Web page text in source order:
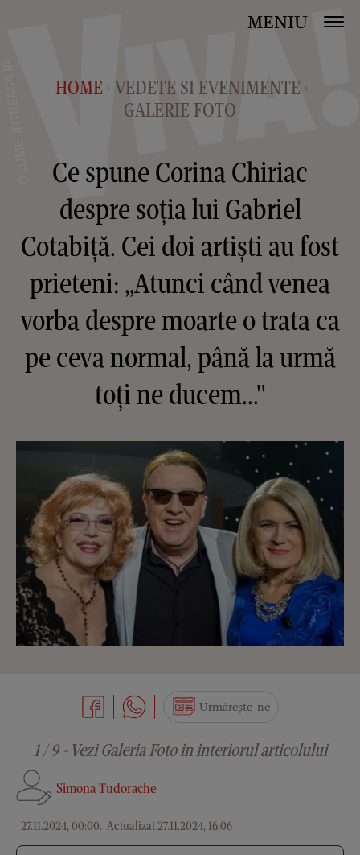
MENIU
HOME > VEDETE SI EVENIMENTE >
GALERIE FOTO
Ce spune Corina Chiriac
despre soția lui Gabriel
Cotabiță. Cei doi artiști au fost
prieteni: „Atunci când venea
vorba despre moarte o trata ca
pe ceva normal, până la urmă
toți ne ducem..."
Simona Tudorache
27.11.2024, 00:00. Actualizat 27.11.2024, 16:06
Urmărește-ne
1 / 9 - Vezi Galeria Foto in interiorul articolului